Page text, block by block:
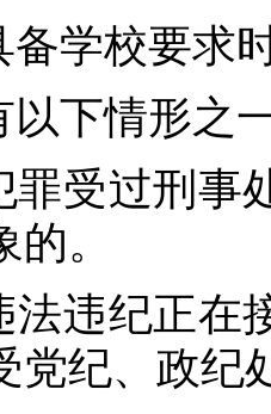
备学校要求
以下情形之
罪受过刑事
。
法违纪正在
党纪、政纪